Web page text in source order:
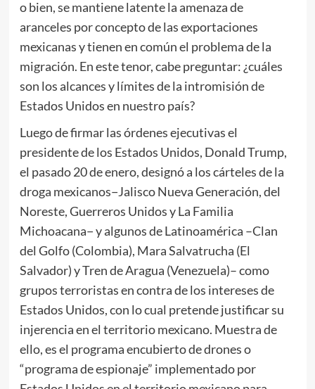
o bien, se mantiene latente la amenaza de
aranceles por concepto de las exportaciones
mexicanas y tienen en común el problema de la
migración. En este tenor, cabe preguntar: ¿cuáles
son los alcances y límites de la intromisión de
Estados Unidos en nuestro país?
Luego de firmar las órdenes ejecutivas el
presidente de los Estados Unidos, Donald Trump,
el pasado 20 de enero, designó a los cárteles de la
droga mexicanos−Jalisco Nueva Generación, del
Noreste, Guerreros Unidos y La Familia
Michoacana− y algunos de Latinoamérica –Clan
del Golfo (Colombia), Mara Salvatrucha (El
Salvador) y Tren de Aragua (Venezuela)– como
grupos terroristas en contra de los intereses de
Estados Unidos, con lo cual pretende justificar su
injerencia en el territorio mexicano. Muestra de
ello, es el programa encubierto de drones o
“programa de espionaje” implementado por